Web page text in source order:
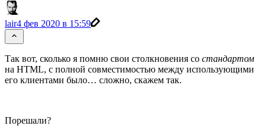
lair4 фев 2020 в 15:59
Так вот, сколько я помню свои столкновения со стандартом
на HTML, с полной совместимостью между использующими
его клиентами было… сложно, скажем так.
Порешали?